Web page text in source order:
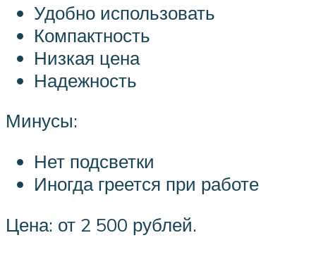
Удобно использовать
Компактность
Низкая цена
Надежность
Минусы:
Нет подсветки
Иногда греется при работе
Цена: от 2 500 рублей.